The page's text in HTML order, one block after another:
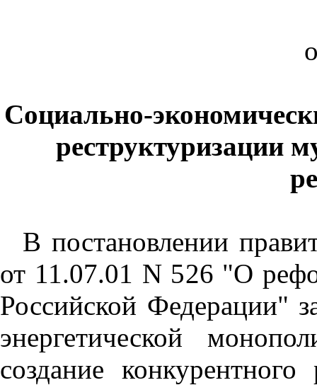
Социально-
реструктуризации
В постановлении
от 11.07.01 N 526 "О
Российской Федерации"
энергетической
создание